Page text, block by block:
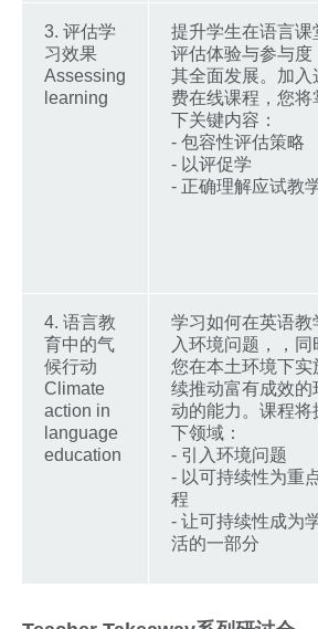
3. 评估学
习效果
Assessing
learning
提升学生在语言课
评估体验与参与度
其全面发展。加入
费在线课程，您将
下关键内容：
- 包容性评估策略
- 以评促学
- 正确理解应试教
4. 语言教
育中的气
候行动
Climate
action in
language
education
学习如何在英语教
入环境问题，，同
您在本土环境下实
续推动富有成效的
动的能力。课程将
下领域：
- 引入环境问题
- 以可持续性为重
程
- 让可持续性成为
活的一部分